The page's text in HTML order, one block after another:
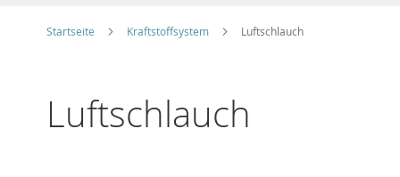
Startseite Kraftstoffsystem Luftschlauch
Luftschlauch